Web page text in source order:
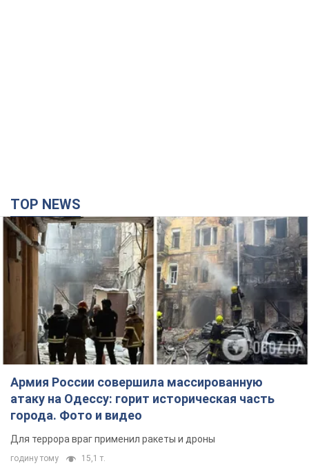
TOP NEWS
Армия России совершила массированную
атаку на Одессу: горит историческая часть
города. Фото и видео
Для террора враг применил ракеты и дроны
годину тому 15,1 т.